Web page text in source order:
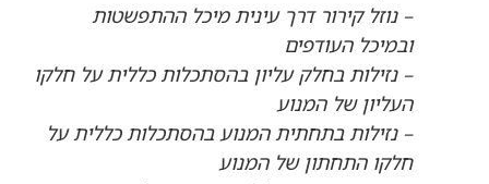
–נוזל קירור דרך עינית מיכל ההתפשטות
ובמיכל העודפים
–נזילות בחלק עליון בהסתכלות כללית על חלקו
העליון של המנוע
–נזילות בתחתית המנוע בהסתכלות כללית על
חלקו התחתון של המנוע